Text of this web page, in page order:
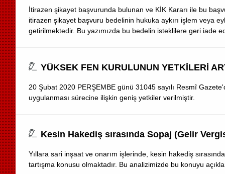
İtirazen şikayet başvurunda bulunan ve KİK Kararı ile bu
itirazen şikayet başvuru bedelinin hukuka aykırı işlem veya
getirilmektedir. Bu yazımızda bu bedelin isteklilere geri iade
YÜKSEK FEN KURULUNUN YETKİLERİ
20 Şubat 2020 PERŞEMBE günü 31045 sayılı Resmî
uygulanması sürecine ilişkin geniş yetkiler verilmiştir.
Kesin Hakediş sırasında Sopaj (Gelir
Yıllara sari inşaat ve onarım işlerinde, kesin hakediş
tartışma konusu olmaktadır. Bu analizimizde bu konuyu